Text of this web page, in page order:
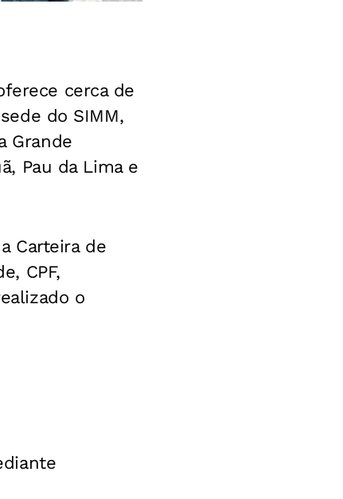
cerca de
do SIMM,
Grande
Pau da Lima e
Carteira de
CPF,
o